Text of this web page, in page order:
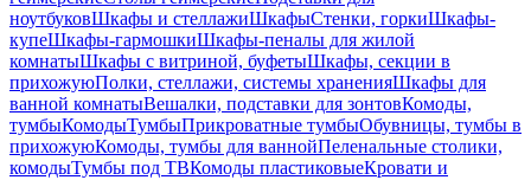
ноутбуковШкафы и стеллажиШкафыСтенки, горкиШкафы-
купеШкафы-гармошкиШкафы-пеналы для жилой
комнатыШкафы с витриной, буфетыШкафы, секции в
прихожуюПолки, стеллажи, системы храненияШкафы для
ванной комнатыВешалки, подставки для зонтовКомоды,
тумбыКомодыТумбыПрикроватные тумбыОбувницы, тумбы в
прихожуюКомоды, тумбы для ваннойПеленальные столики,
комодыТумбы под ТВКомоды пластиковыеКровати и